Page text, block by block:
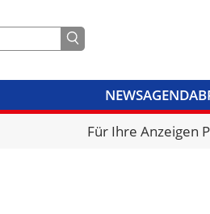
NEWSAGENDA
VIDEOSBIBLIOTHEK
Für Ihre Anzeigen